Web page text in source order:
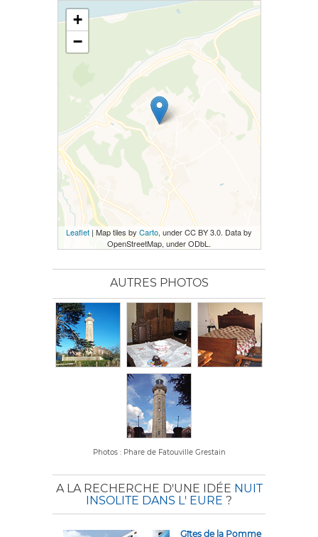
+
−
Leaflet | Map tiles by Carto, under CC BY 3.0. Data by
OpenStreetMap, under ODbL.
AUTRES PHOTOS
Photos : Phare de Fatouville Grestain
A LA RECHERCHE D'UNE IDÉE NUIT
INSOLITE DANS L' EURE ?
Gîtes de la Pomme